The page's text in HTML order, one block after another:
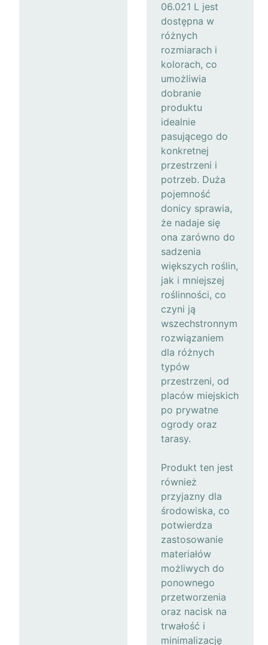
06.021 L jest
dostępna w
różnych
rozmiarach i
kolorach, co
umożliwia
dobranie
produktu
idealnie
pasującego do
konkretnej
przestrzeni i
potrzeb. Duża
pojemność
donicy sprawia,
że nadaje się
ona zarówno do
sadzenia
większych roślin,
jak i mniejszej
roślinności, co
czyni ją
wszechstronnym
rozwiązaniem
dla różnych
typów
przestrzeni, od
placów miejskich
po prywatne
ogrody oraz
tarasy.
Produkt ten jest
również
przyjazny dla
środowiska, co
potwierdza
zastosowanie
materiałów
możliwych do
ponownego
przetworzenia
oraz nacisk na
trwałość i
minimalizację